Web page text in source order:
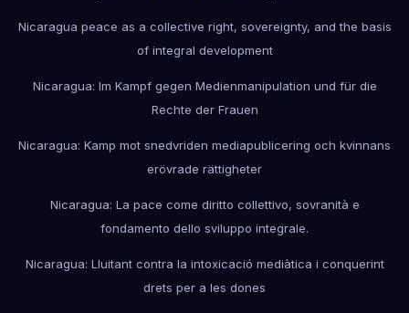
Nicaragua peace as a collective right, sovereignty, and the basis
of integral development
Nicaragua: Im Kampf gegen Medienmanipulation und für die
Rechte der Frauen
Nicaragua: Kamp mot snedvriden mediapublicering och kvinnans
erövrade rättigheter
Nicaragua: La pace come diritto collettivo, sovranità e
fondamento dello sviluppo integrale.
Nicaragua: Lluitant contra la intoxicació mediàtica i conquerint
drets per a les dones